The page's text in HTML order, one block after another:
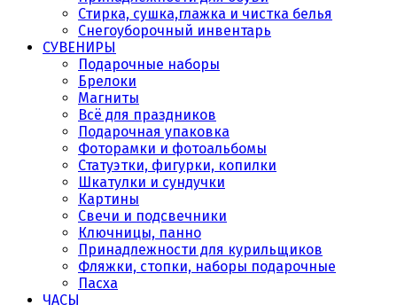
Стирка, сушка,глажка и чистка белья
Снегоуборочный инвентарь
СУВЕНИРЫ
Подарочные наборы
Брелоки
Магниты
Всё для праздников
Подарочная упаковка
Фоторамки и фотоальбомы
Статуэтки, фигурки, копилки
Шкатулки и сундучки
Картины
Свечи и подсвечники
Ключницы, панно
Принадлежности для курильщиков
Фляжки, стопки, наборы подарочные
Пасха
ЧАСЫ